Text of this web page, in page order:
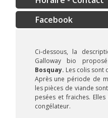
Ci-dessous, la
Galloway bio
Bosquay. Les colis sont
Après une période de
les pièces de viande
pesées et fraiches.
congélateur.